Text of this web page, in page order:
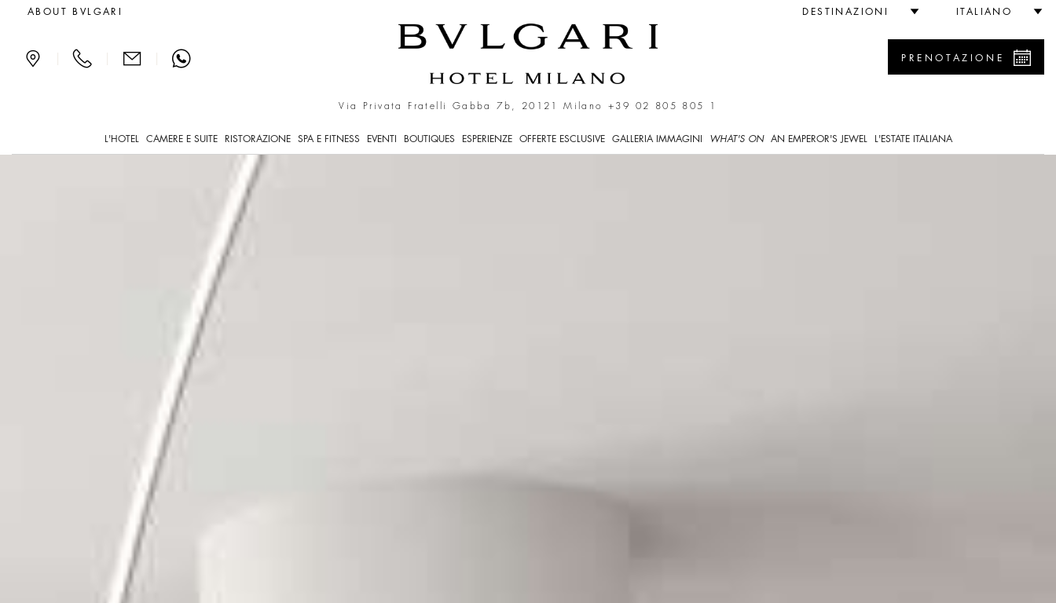
La Bvlgari Suite all'hotel di lusso a Milano, Italia
ABOUT BVLGARI DESTINAZIONI ITALIANO
Via Privata Fratelli Gabba 7b, 20121 Milano+39 02 805 805 1
PRENOTAZIONE
L'HOTEL CAMERE E SUITE RISTORAZIONE SPA E FITNESS EVENTI BOUTIQUES ESPERIENZE OFFERTE ESCLUSIVE GALLERIA IMMAGINI WHAT'S ON AN EMPEROR'S JEWEL L'ESTATE ITALIANA